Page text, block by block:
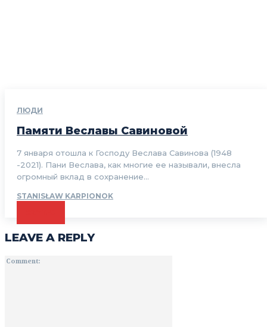
ЛЮДИ
Памяти Веславы Савиновой
7 января отошла к Господу Веслава Савинова (1948
-2021). Пани Веслава, как многие ее называли, внесла
огромный вклад в сохранение...
STANISŁAW KARPIONOK
LEAVE A REPLY